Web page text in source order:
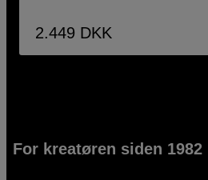
2.449 DKK
For kreatøren siden 1982